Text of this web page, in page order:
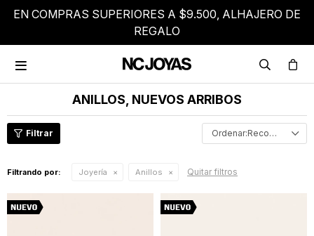
EN COMPRAS SUPERIORES A $9.500, ALHAJERO DE
REGALO

ANILLOS, NUEVOS ARRIBOS
Recomendados
Filtrando por: Joyería Anillos Quitar filtros